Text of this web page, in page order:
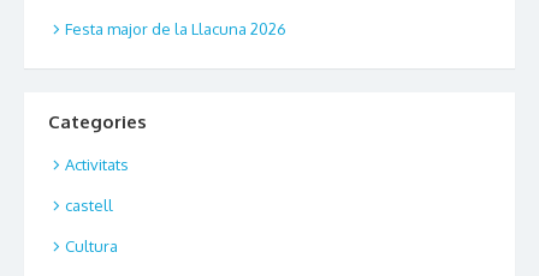
Festa major de la Llacuna 2026
Categories
Activitats
castell
Cultura